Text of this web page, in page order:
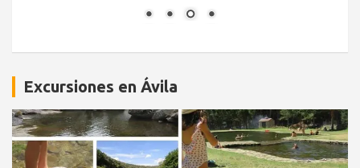
Excursiones en Ávila